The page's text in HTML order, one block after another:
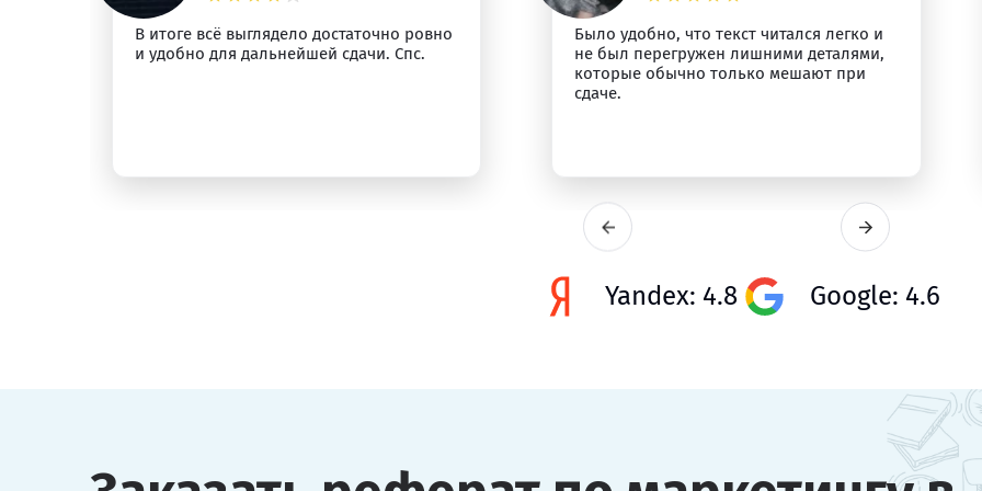
В итоге всё выглядело достаточно ровно
и удобно для дальнейшей сдачи. Спс.
Было удобно, что текст читался легко и
не был перегружен лишними деталями,
которые обычно только мешают при
сдаче.
Yandex: 4.8 Google: 4.6